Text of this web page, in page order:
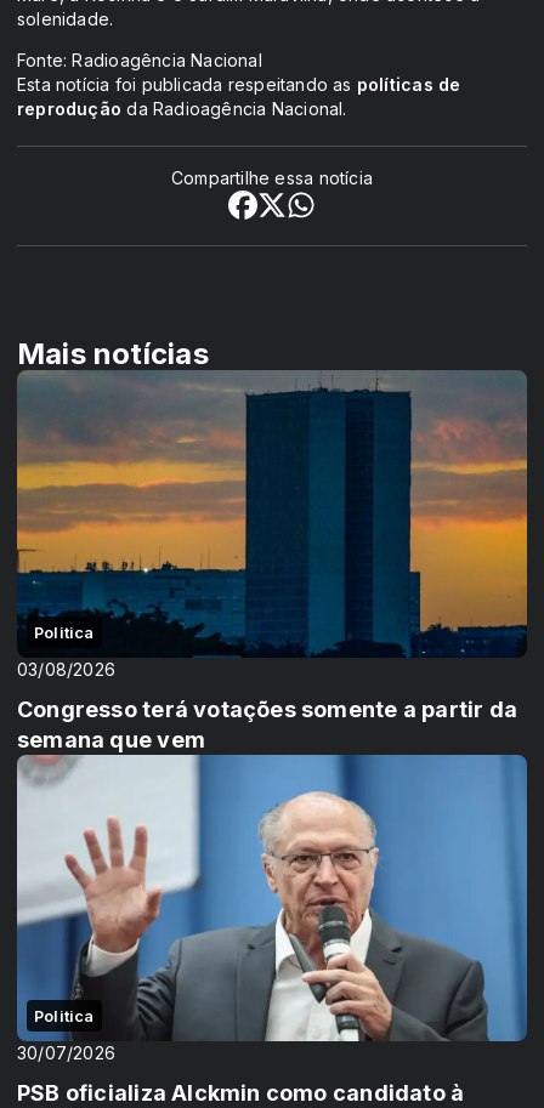
solenidade.
Fonte: Radioagência Nacional
Esta notícia foi publicada respeitando as políticas de
reprodução da Radioagência Nacional.
Compartilhe essa notícia
Mais notícias
Politica
03/08/2026
Congresso terá votações somente a partir da
semana que vem
Politica
30/07/2026
PSB oficializa Alckmin como candidato à